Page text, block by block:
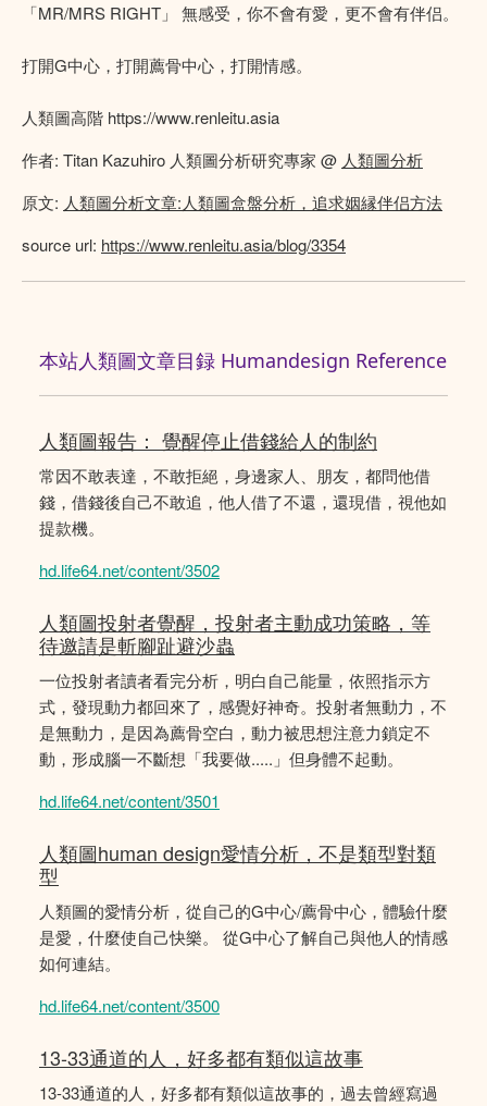
「MR/MRS RIGHT」 無感受，你不會有愛，更不會有伴侣。
打開G中心，打開薦骨中心，打開情感。
人類圖高階 https://www.renleitu.asia
作者: Titan Kazuhiro 人類圖分析研究專家 @ 人類圖分析
原文: 人類圖分析文章:人類圖盒盤分析，追求姻縁伴侣方法
source url: https://www.renleitu.asia/blog/3354
本站人類圖文章目録 Humandesign Reference
人類圖報告： 覺醒停止借錢給人的制約
常因不敢表達，不敢拒絕，身邊家人、朋友，都問他借
錢，借錢後自己不敢追，他人借了不還，還現借，視他如
提款機。
hd.life64.net/content/3502
人類圖投射者覺醒，投射者主動成功策略，等
待邀請是斬腳趾避沙蟲
一位投射者讀者看完分析，明白自己能量，依照指示方
式，發現動力都回來了，感覺好神奇。投射者無動力，不
是無動力，是因為薦骨空白，動力被思想注意力鎖定不
動，形成腦一不斷想「我要做.....」但身體不起動。
hd.life64.net/content/3501
人類圖human design愛情分析，不是類型對類
型
人類圖的愛情分析，從自己的G中心/薦骨中心，體驗什麼
是愛，什麼使自己快樂。 從G中心了解自己與他人的情感
如何連結。
hd.life64.net/content/3500
13-33通道的人，好多都有類似這故事
13-33通道的人，好多都有類似這故事的，過去曾經寫過